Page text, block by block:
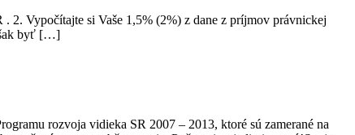
2. Vypočítajte si Vaše 1,5% (2%) z dane z príjmov právnickej
byť […]
rozvoja vidieka SR 2007 – 2013, ktoré sú zamerané na